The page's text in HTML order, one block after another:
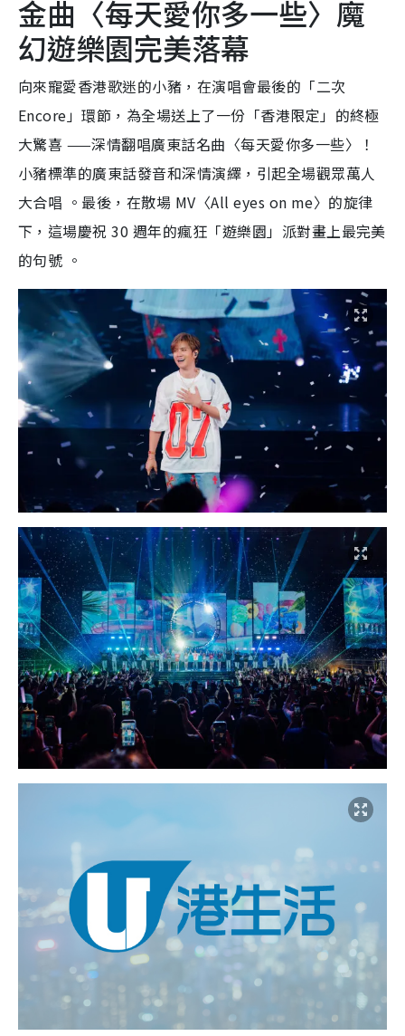
金曲〈每天愛你多一些〉魔
幻遊樂園完美落幕
向來寵愛香港歌迷的小豬，在演唱會最後的「二次
Encore」環節，為全場送上了一份「香港限定」的終極
大驚喜 ——深情翻唱廣東話名曲〈每天愛你多一些〉！
小豬標準的廣東話發音和深情演繹，引起全場觀眾萬人
大合唱 。最後，在散場 MV〈All eyes on me〉的旋律
下，這場慶祝 30 週年的瘋狂「遊樂園」派對畫上最完美
的句號 。